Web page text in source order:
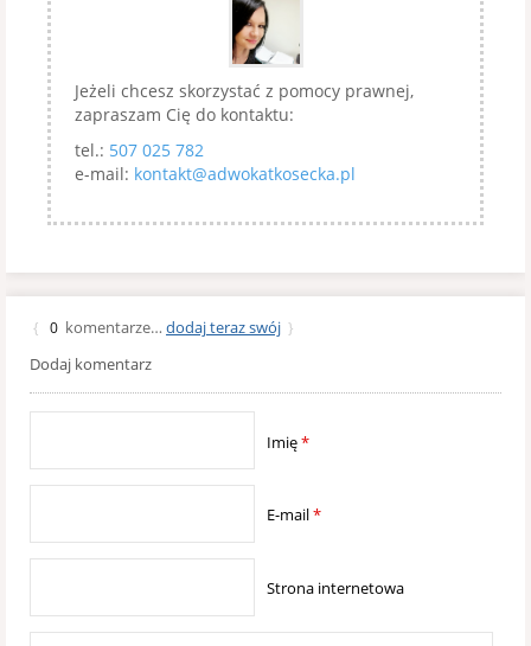
Jeżeli chcesz skorzystać z pomocy prawnej,
zapraszam Cię do kontaktu:
tel.: 507 025 782
e-mail: kontakt@adwokatkosecka.pl
{ 0 komentarze… dodaj teraz swój }
Dodaj komentarz
Imię*
E-mail*
Strona internetowa